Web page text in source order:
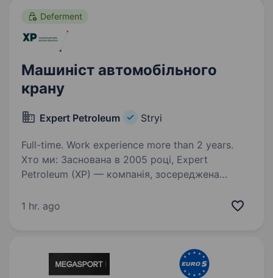
Deferment
Машиніст автомобільного
крану
Expert Petroleum Stryi
Full-time. Work experience more than 2 years.
Хто ми: Заснована в 2005 році, Expert
Petroleum (XP) — компанія, зосереджена
на пізній стадії розробки, щоб зробити їх
1 hr. ago